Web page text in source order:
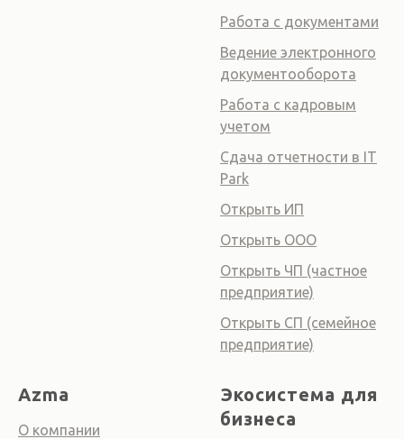
Работа с документами
Ведение электронного
документооборота
Работа с кадровым
учетом
Сдача отчетности в IT
Park
Открыть ИП
Открыть ООО
Открыть ЧП (частное
предприятие)
Открыть СП (семейное
предприятие)
Azma
О компании
Экосистема для
бизнеса